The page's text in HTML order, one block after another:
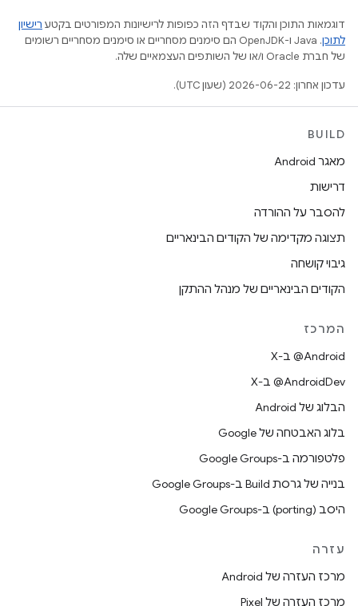
דוגמאות התוכן והקוד שבדף הזה כפופות לרישיונות המפורטים בקטע רישיון
לתוכן
.‏ Java ו-OpenJDK הם סימנים מסחריים או סימנים מסחריים רשומים
של חברת Oracle ו/או של השותפים העצמאיים שלה.
עדכון אחרון: 2026-06-22 (שעון UTC).
BUILD
מאגר Android
דרישות
להסבר על ההורדה
תצוגה מקדימה של הקודים הבינאריים
גיבוי קושחה
הקודים הבינאריים של מנהל ההתקן
המרכז
‫‎@Android ב-X
‫‎@AndroidDev ב-X
הבלוג של Android
בלוג האבטחה של Google
פלטפורמה ב-Google Groups
בנייה של גרסת Build ב-Google Groups
היסב (porting) ב-Google Groups
עזרה
מרכז העזרה של Android
מרכז העזרה של Pixel